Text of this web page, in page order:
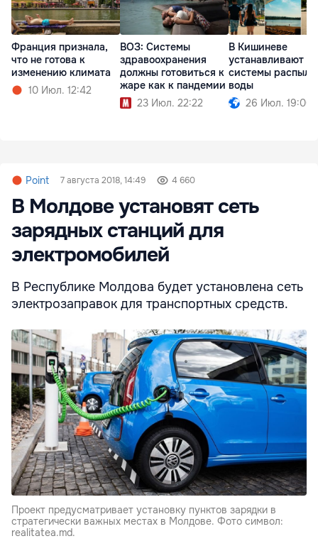
Франция признала,
что не готова к
изменению климата
10 Июл. 12:42
ВОЗ: Системы
здравоохранения
должны готовиться к
жаре как к пандемии
23 Июл. 22:22
В Кишиневе
устанавливают
системы
воды
26 Июл. 19:00
Point 7 августа 2018, 14:49 4 660
В Молдове установят сеть
зарядных станций для
электромобилей
В Республике Молдова будет установлена ​​сеть
электрозаправок для транспортных средств.
Проект предусматривает установку пунктов зарядки в
стратегически важных местах в Молдове. Фото символ:
realitatea.md.